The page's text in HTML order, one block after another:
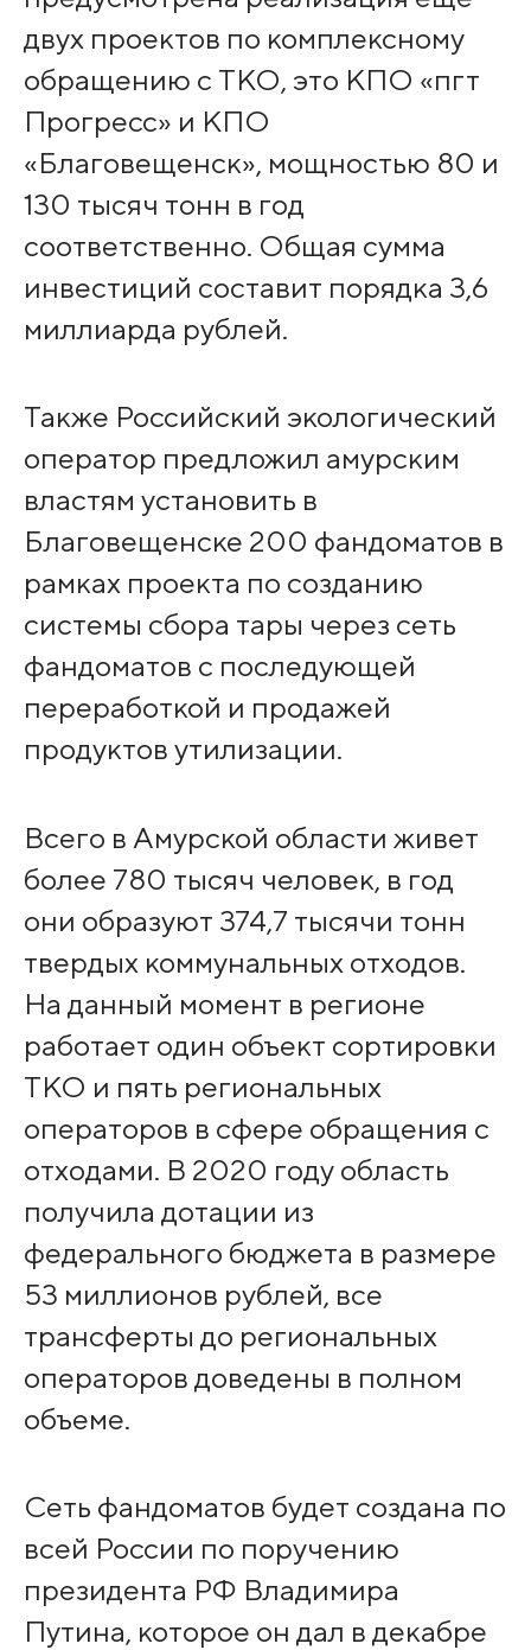
двух проектов по комплексному
обращению с ТКО, это КПО «пгт
Прогресс» и КПО
«Благовещенск», мощностью 80 и
130 тысяч тонн в год
соответственно. Общая сумма
инвестиций составит порядка 3,6
миллиарда рублей.
Также Российский экологический
оператор предложил амурским
властям установить в
Благовещенске 200 фандоматов в
рамках проекта по созданию
системы сбора тары через сеть
фандоматов с последующей
переработкой и продажей
продуктов утилизации.
Всего в Амурской области живет
более 780 тысяч человек, в год
они образуют 374,7 тысячи тонн
твердых коммунальных отходов.
На данный момент в регионе
работает один объект сортировки
ТКО и пять региональных
операторов в сфере обращения с
отходами. В 2020 году область
получила дотации из
федерального бюджета в размере
53 миллионов рублей, все
трансферты до региональных
операторов доведены в полном
объеме.
Сеть фандоматов будет создана по
всей России по поручению
президента РФ Владимира
Путина, которое он дал в декабре